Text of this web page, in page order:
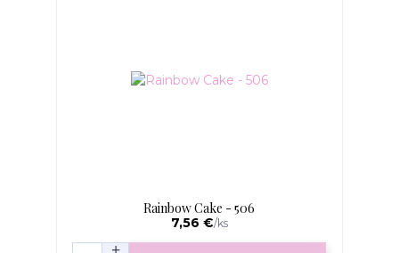
Rainbow Cake - 506
7,56 €/ks